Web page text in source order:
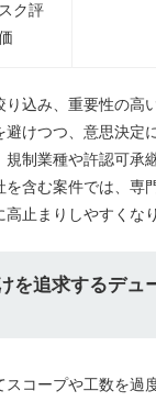
スク評
込み、重要性の高
避けつつ、意思決定
規制業種や許認可承
を含む案件では、専
止まりしやすくな
を追求するデュ
コープや工数を過